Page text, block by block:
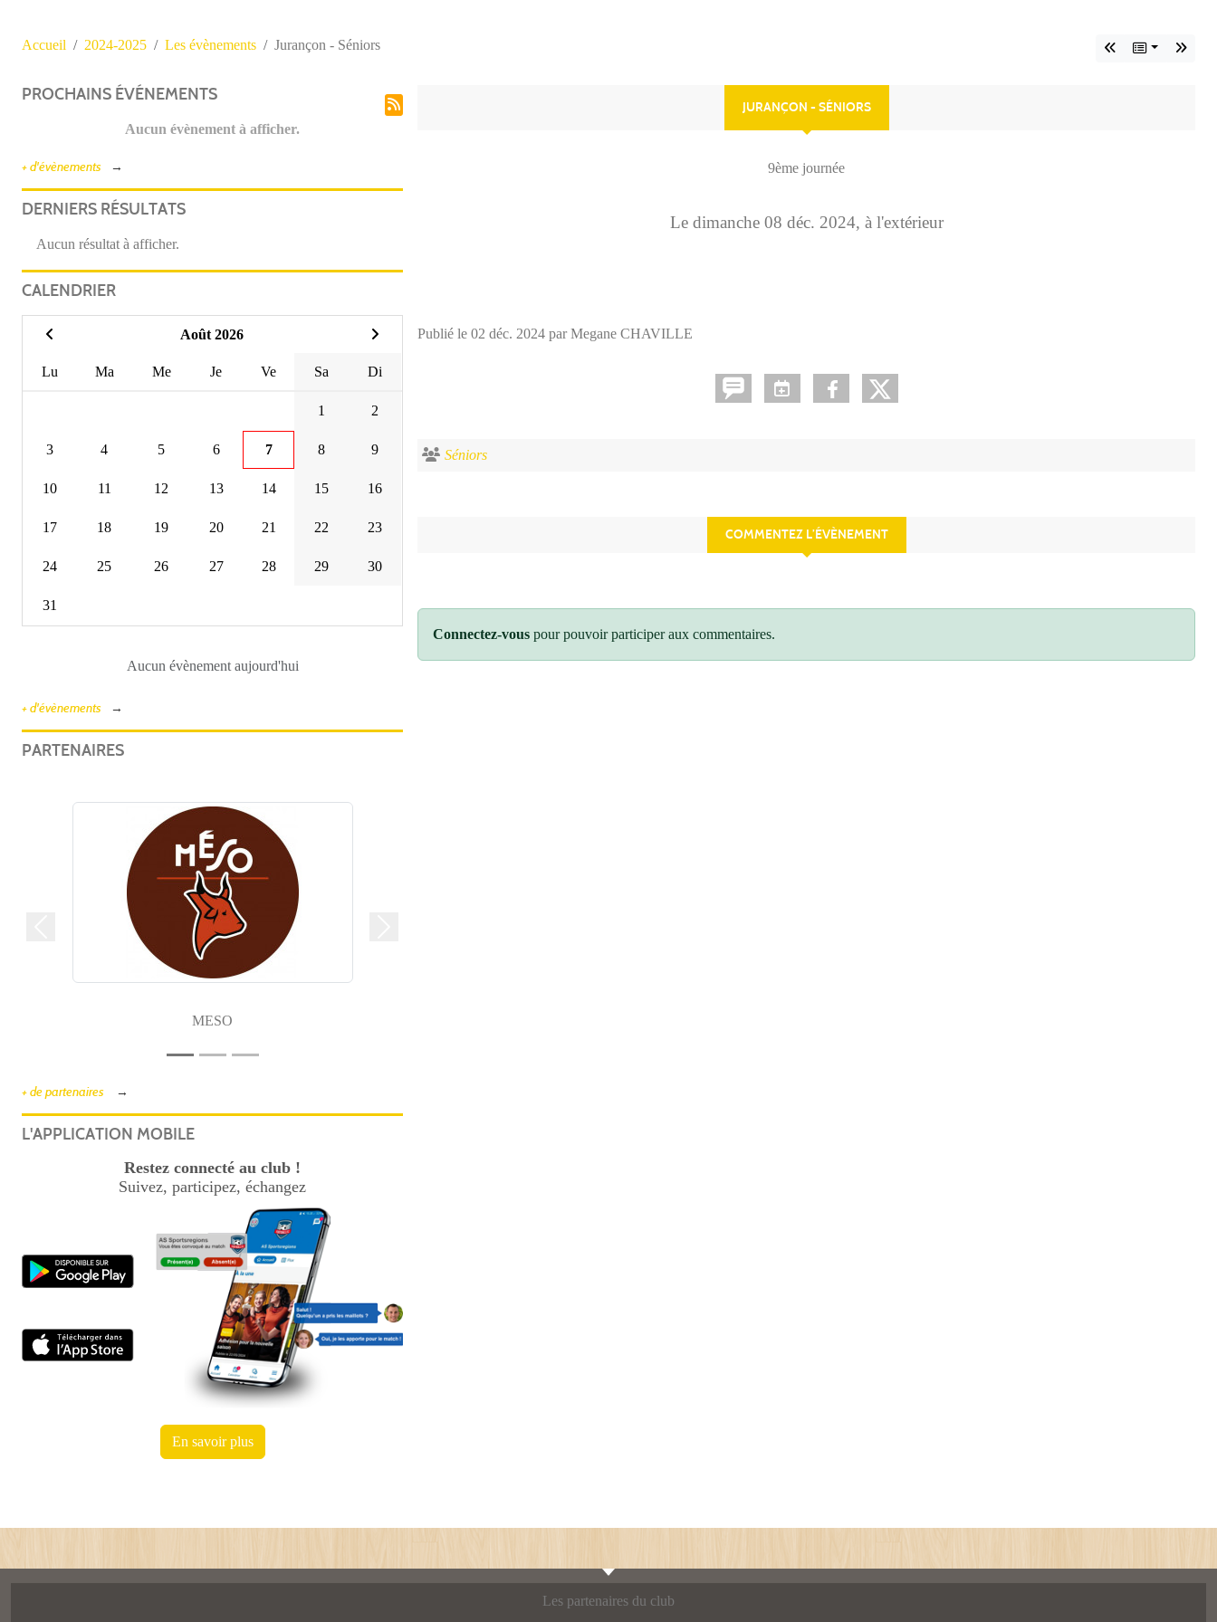
Accueil 2024-2025 Les évènements Jurançon - Séniors
JURANÇON - SÉNIORS
9ème journée
Le dimanche 08 déc. 2024, à l'extérieur
Publié le02 déc. 2024 par Megane CHAVILLE
Séniors
COMMENTEZ L’ÉVÈNEMENT
Connectez-vous pour pouvoir participer aux commentaires.
PROCHAINS ÉVÉNEMENTS
Aucun évènement à afficher.
+ d'évènements
DERNIERS RÉSULTATS
Aucun résultat à afficher.
CALENDRIER
Août 2026
Lu Ma Me Je Ve Sa Di
1 2
3 4 5 6 7 8 9
10 11 12 13 14 15 16
17 18 19 20 21 22 23
24 25 26 27 28 29 30
31
Aucun évènement aujourd'hui
+ d'évènements
PARTENAIRES
MESO
+ de partenaires
L'APPLICATION MOBILE
Restez connecté au club !
Suivez, participez, échangez
En savoir plus
Les partenaires du club